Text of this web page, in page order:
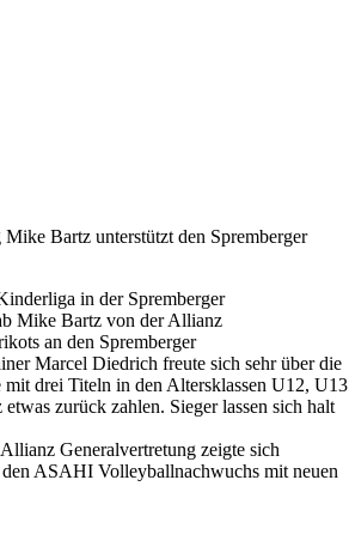
Bartz unterstützt den Spremberger
in der Spremberger
Mike Bartz von der Allianz
an den Spremberger
Marcel Diedrich freute sich sehr über die
drei Titeln in den Altersklassen U12, U13
zurück zahlen. Sieger lassen sich halt
Generalvertretung zeigte sich
ASAHI Volleyballnachwuchs mit neuen